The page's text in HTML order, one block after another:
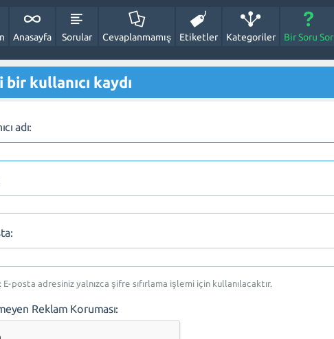
Anasayfa Sorular Cevaplanmamış Etiketler Kategoriler Bir Soru Sor
bir kullanıcı kaydı
adı:
E-posta adresiniz yalnızca şifre sıfırlama işlemi için kullanılacaktır.
Reklam Koruması: